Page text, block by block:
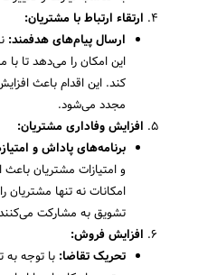
ارتقاء ارتباط با مشتریان:
ارسال پیام‌های هدفمند:
این امکان را می‌دهد تا با
کند. این اقدام باعث
مجدد می‌شود.
افزایش وفاداری مشتریان:
برنامه‌های پاداش و
و امتیازات مشتریان
امکانات نه تنها مشتریان
تشویق به مشارکت
افزایش فروش:
تحریک تقاضا: با توجه به